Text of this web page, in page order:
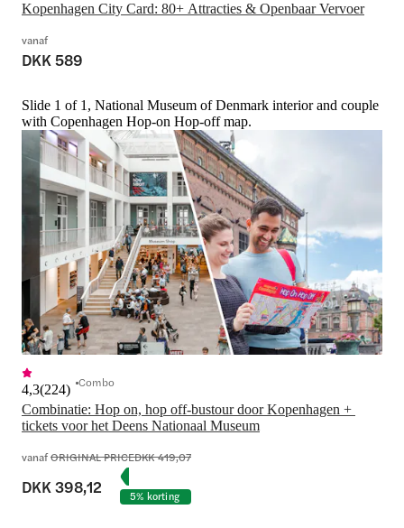
Kopenhagen City Card: 80+ Attracties & Openbaar Vervoer
vanaf
DKK 589
Slide 1 of 1, National Museum of Denmark interior and couple
with Copenhagen Hop-on Hop-off map.
Combinatie: Hop on, hop off-bustour door Kopenhagen +
tickets voor het Deens Nationaal Museum
4,3(224) Combo
vanafORIGINAL PRICEDKK 419,07
DKK 398,12 5% korting